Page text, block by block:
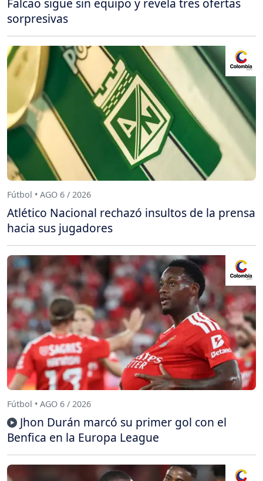
Falcao sigue sin equipo y revela tres ofertas
sorpresivas
Fútbol • AGO 6 / 2026
Atlético Nacional rechazó insultos de la prensa
hacia sus jugadores
Fútbol • AGO 6 / 2026
Jhon Durán marcó su primer gol con el
Benfica en la Europa League